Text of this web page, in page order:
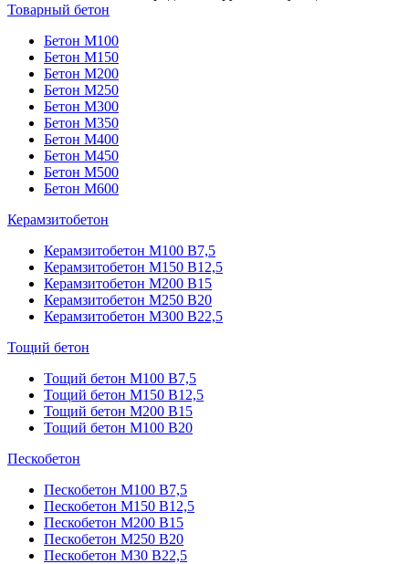
Товарный бетон
Бетон М100
Бетон М150
Бетон М200
Бетон М250
Бетон М300
Бетон М350
Бетон М400
Бетон М450
Бетон М500
Бетон М600
Керамзитобетон
Керамзитобетон М100 В7,5
Керамзитобетон М150 В12,5
Керамзитобетон М200 В15
Керамзитобетон М250 В20
Керамзитобетон М300 В22,5
Тощий бетон
Тощий бетон М100 В7,5
Тощий бетон М150 В12,5
Тощий бетон М200 В15
Тощий бетон М100 В20
Пескобетон
Пескобетон М100 В7,5
Пескобетон М150 В12,5
Пескобетон М200 В15
Пескобетон М250 В20
Пескобетон М30 В22,5